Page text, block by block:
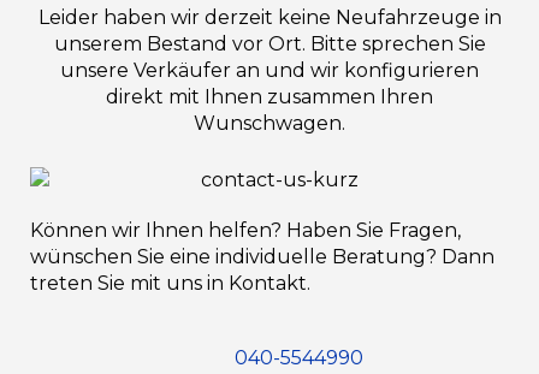
Leider haben wir derzeit keine Neufahrzeuge in
unserem Bestand vor Ort. Bitte sprechen Sie
unsere Verkäufer an und wir konfigurieren
direkt mit Ihnen zusammen Ihren
Wunschwagen.
Können wir Ihnen helfen? Haben Sie Fragen,
wünschen Sie eine individuelle Beratung? Dann
treten Sie mit uns in Kontakt.
040-5544990